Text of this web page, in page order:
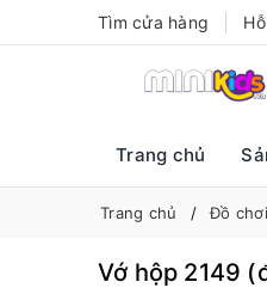
Tìm cửa hàng
Trang chủ
Trang chủ Đồ
Vớ hộp 2149